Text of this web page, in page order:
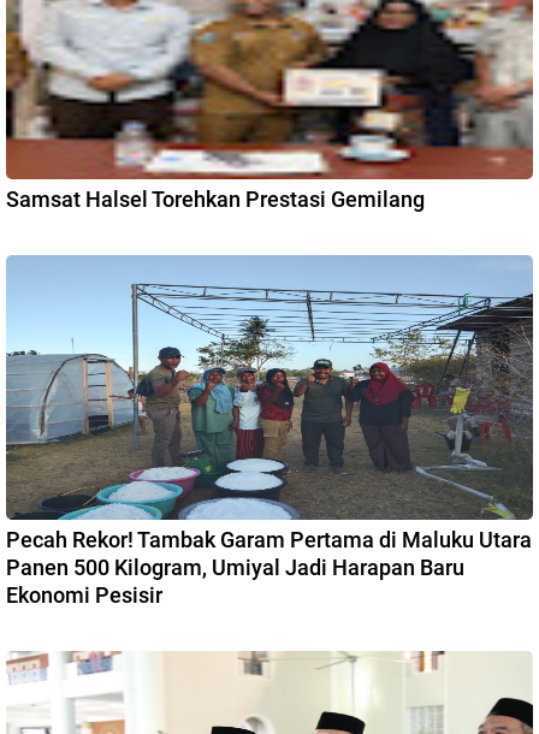
Samsat Halsel Torehkan Prestasi Gemilang
Pecah Rekor! Tambak Garam Pertama di Maluku Utara
Panen 500 Kilogram, Umiyal Jadi Harapan Baru
Ekonomi Pesisir